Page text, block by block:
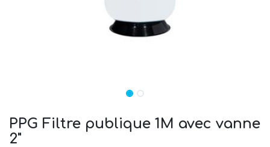
PPG Filtre publique 1M avec vanne
2"